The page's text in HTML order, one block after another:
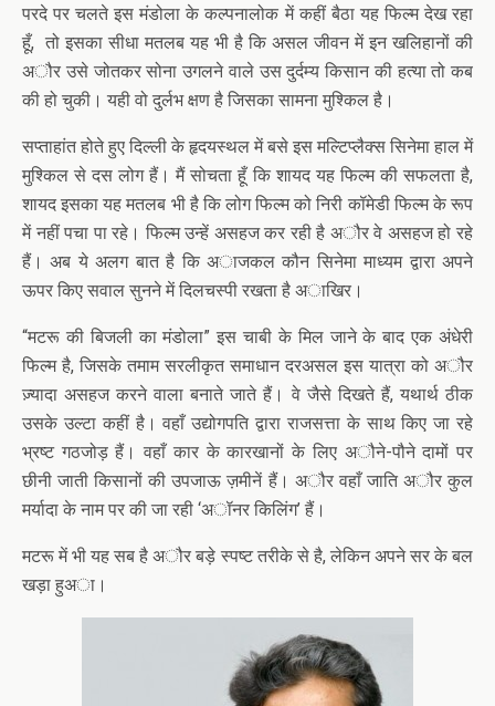
परदे पर चलते इस मंडोला के कल्पनालोक में कहीं बैठा यह फिल्म देख रहा
हूँ, तो इसका सीधा मतलब यह भी है कि असल जीवन में इन खलिहानों की
अौर उसे जोतकर सोना उगलने वाले उस दुर्दम्य किसान की हत्या तो कब
की हो चुकी। यही वो दुर्लभ क्षण है जिसका सामना मुश्किल है।
सप्ताहांत होते हुए दिल्ली के हृदयस्थल में बसे इस मल्टिप्लैक्स सिनेमा हाल में
मुश्किल से दस लोग हैं। मैं सोचता हूँ कि शायद यह फिल्म की सफलता है,
शायद इसका यह मतलब भी है कि लोग फिल्म को निरी कॉमेडी फिल्म के रूप
में नहीं पचा पा रहे। फिल्म उन्हें असहज कर रही है अौर वे असहज हो रहे
हैं। अब ये अलग बात है कि अाजकल कौन सिनेमा माध्यम द्वारा अपने
ऊपर किए सवाल सुनने में दिलचस्पी रखता है अाखिर।
“मटरू की बिजली का मंडोला” इस चाबी के मिल जाने के बाद एक अंधेरी
फिल्म है, जिसके तमाम सरलीकृत समाधान दरअसल इस यात्रा को अौर
ज़्यादा असहज करने वाला बनाते जाते हैं। वे जैसे दिखते हैं, यथार्थ ठीक
उसके उल्टा कहीं है। वहाँ उद्योगपति द्वारा राजसत्ता के साथ किए जा रहे
भ्रष्ट गठजोड़ हैं। वहाँ कार के कारखानों के लिए अौने-पौने दामों पर
छीनी जाती किसानों की उपजाऊ ज़मीनें हैं। अौर वहाँ जाति अौर कुल
मर्यादा के नाम पर की जा रही ‘अॉनर किलिंग’ हैं।
मटरू में भी यह सब है अौर बड़े स्पष्ट तरीके से है, लेकिन अपने सर के बल
खड़ा हुअा।